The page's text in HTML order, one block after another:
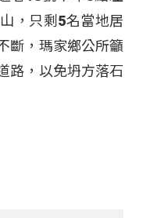
，只剩5名當地居
斷，瑪家鄉公所籲
路，以免坍方落石